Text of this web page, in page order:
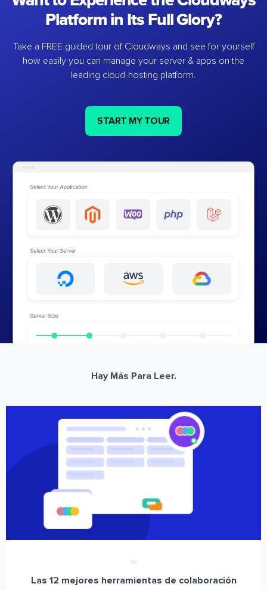
Platform in Its Full Glory?
Take a FREE guided tour of Cloudways and see for yourself
how easily you can manage your server & apps on the
leading cloud-hosting platform.
START MY TOUR
Hay Más Para Leer.
Las 12 mejores herramientas de colaboración